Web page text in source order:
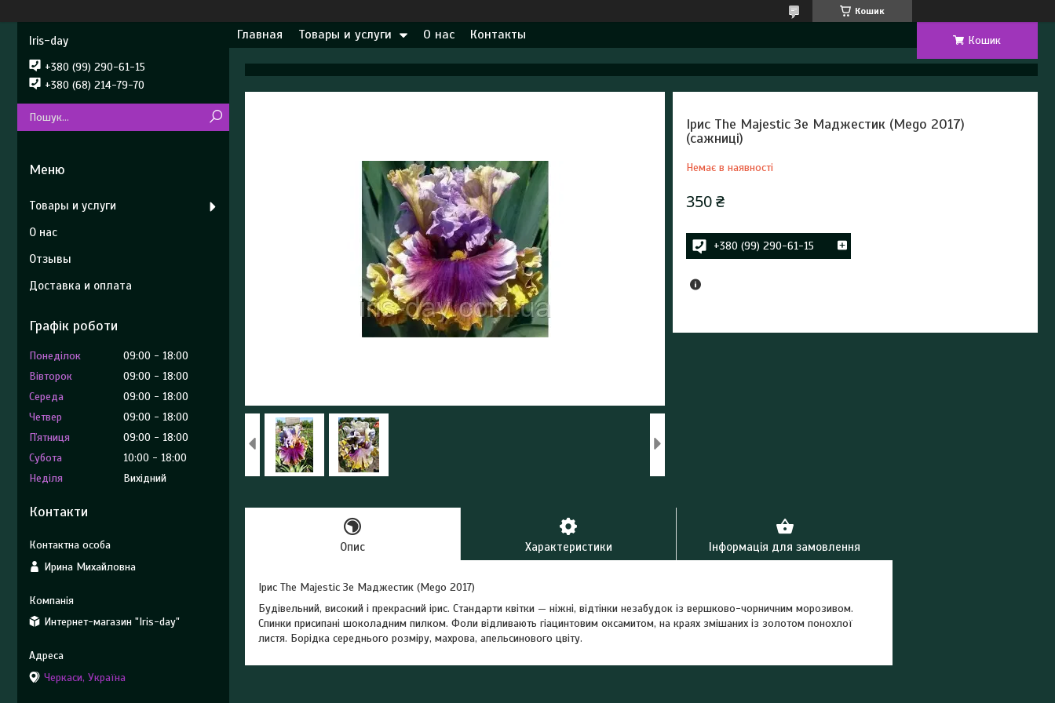
Кошик
Главная Товары и услуги О нас Контакты Кошик
Ірис The Majestic Зе Маджестик (Mego 2017)
(сажниці)
Немає в наявності
350 ₴
+380 (99) 290-61-15
Опис Характеристики Інформація для замовлення
Ірис The Majestic Зе Маджестик (Mego 2017)
Будівельний, високий і прекрасний ірис. Стандарти квітки — ніжні, відтінки незабудок із вершково-чорничним морозивом.
Спинки присипані шоколадним пилком. Фоли відливають гіацинтовим оксамитом, на краях змішаних із золотом понохлої
листя. Борідка середнього розміру, махрова, апельсинового цвіту.
Iris-day
+380 (99) 290-61-15
+380 (68) 214-79-70
Товары и услуги
О нас
Отзывы
Доставка и оплата
Графік роботи
Понеділок 09:00
18:00
Вівторок
09:00
18:00
Середа
09:00
18:00
Четвер
09:00
18:00
Пʼятниця
09:00
18:00
Субота
10:00
18:00
Неділя
Вихідний
Контакти
Ирина Михайловна
Интернет-магазин "Iris-day"
Черкаси, Україна